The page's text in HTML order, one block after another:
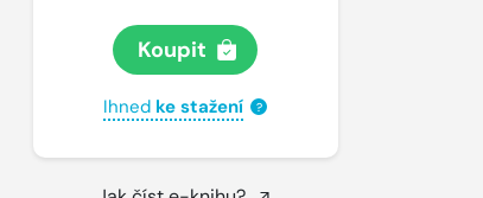
Koupit
Ihned ke stažení ?